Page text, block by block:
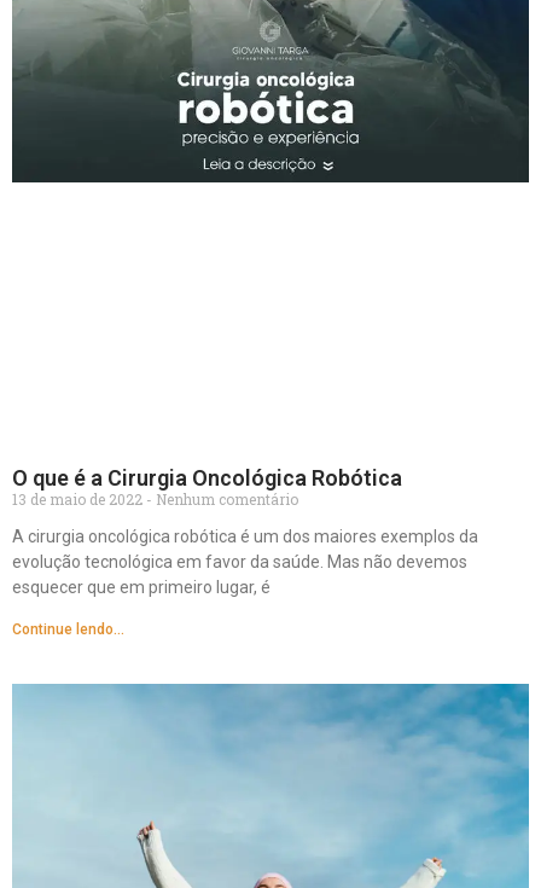
O que é a Cirurgia Oncológica Robótica
13 de maio de 2022
Nenhum comentário
A cirurgia oncológica robótica é um dos maiores exemplos da
evolução tecnológica em favor da saúde. Mas não devemos
esquecer que em primeiro lugar, é
Continue lendo...